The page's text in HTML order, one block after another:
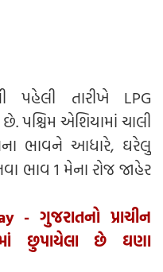
પહેલી તારીખે LPG
પશ્ચિમ એશિયામાં ચાલી
ભાવને આધારે, ઘરેલુ
ભાવ 1 મેના રોજ જાહેર
- ગુજરાતનો પ્રાચીન
છુપાયેલા છે ઘણા